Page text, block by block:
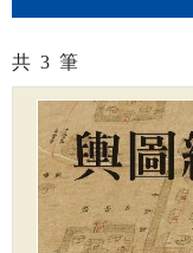
共 3 筆